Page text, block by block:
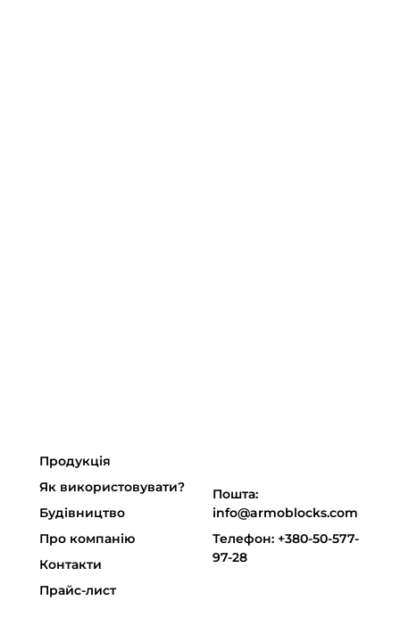
Продукція
Як використовувати?
Будівництво
Про компанію
Контакти
Прайс-лист
Пошта:
info@armoblocks.com
Телефон: +380-50-577-
97-28